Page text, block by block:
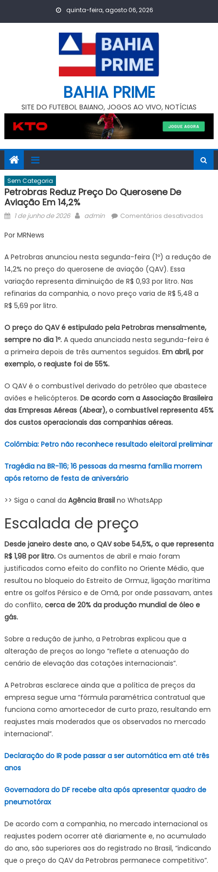
quinta-feira, agosto 06, 2026
BAHIA PRIME
SITE DO FUTEBOL BAIANO, JOGOS AO VIVO, NOTÍCIAS
Sem Categoria
Petrobras Reduz Preço Do Querosene De
Aviação Em 14,2%
Posted
1 de junho de 2026 Author
admin Comentários desativadosem
do
Por MRNews
A Petrobras anunciou nesta segunda-feira (1º) a redução de
14,2% no preço do querosene de aviação (QAV). Essa
variação representa diminuição de R$ 0,93 por litro. Nas
refinarias da companhia, o novo preço varia de R$ 5,48 a
R$ 5,69 por litro.
O preço do QAV é estipulado pela Petrobras mensalmente,
sempre no dia 1º.A queda anunciada nesta segunda-feira é
a primeira depois de três aumentos seguidos. Em abril, por
exemplo, o reajuste foi de 55%.
O QAV é o combustível derivado do petróleo que abastece
aviões e helicópteros. De acordo com a Associação Brasileira
das Empresas Aéreas (Abear), o combustível representa 45%
dos custos operacionais das companhias aéreas.
Colômbia: Petro não reconhece resultado eleitoral preliminar
Tragédia na BR-116; 16 pessoas da mesma família morrem
após retorno de festa de aniversário
>> Siga o canal da Agência Brasil no WhatsApp
Escalada de preço
Desde janeiro deste ano, o QAV sobe 54,5%, o que representa
R$ 1,98 por litro.Os aumentos de abril e maio foram
justificados como efeito do conflito no Oriente Médio, que
resultou no bloqueio do Estreito de Ormuz, ligação marítima
entre os golfos Pérsico e de Omã, por onde passavam, antes
do conflito, cerca de 20% da produção mundial de óleo e
gás.
Sobre a redução de junho, a Petrobras explicou que a
alteração de preços ao longo “reflete a atenuação do
cenário de elevação das cotações internacionais”.
A Petrobras esclarece ainda que a política de preços da
empresa segue uma “fórmula paramétrica contratual que
funciona como amortecedor de curto prazo, resultando em
reajustes mais moderados que os observados no mercado
internacional”.
Declaração do IR pode passar a ser automática em até três
anos
Governadora do DF recebe alta após apresentar quadro de
pneumotórax
De acordo com a companhia, no mercado internacional os
reajustes podem ocorrer até diariamente e, no acumulado
do ano, são superiores aos do registrado no Brasil, “indicando
que o preço do QAV da Petrobras permanece competitivo”.